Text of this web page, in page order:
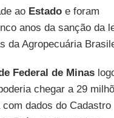
ao Estadoe foram
anos da sanção da
da Agropecuária
Federal de Minas
chegar a 29
dados do Cadastro